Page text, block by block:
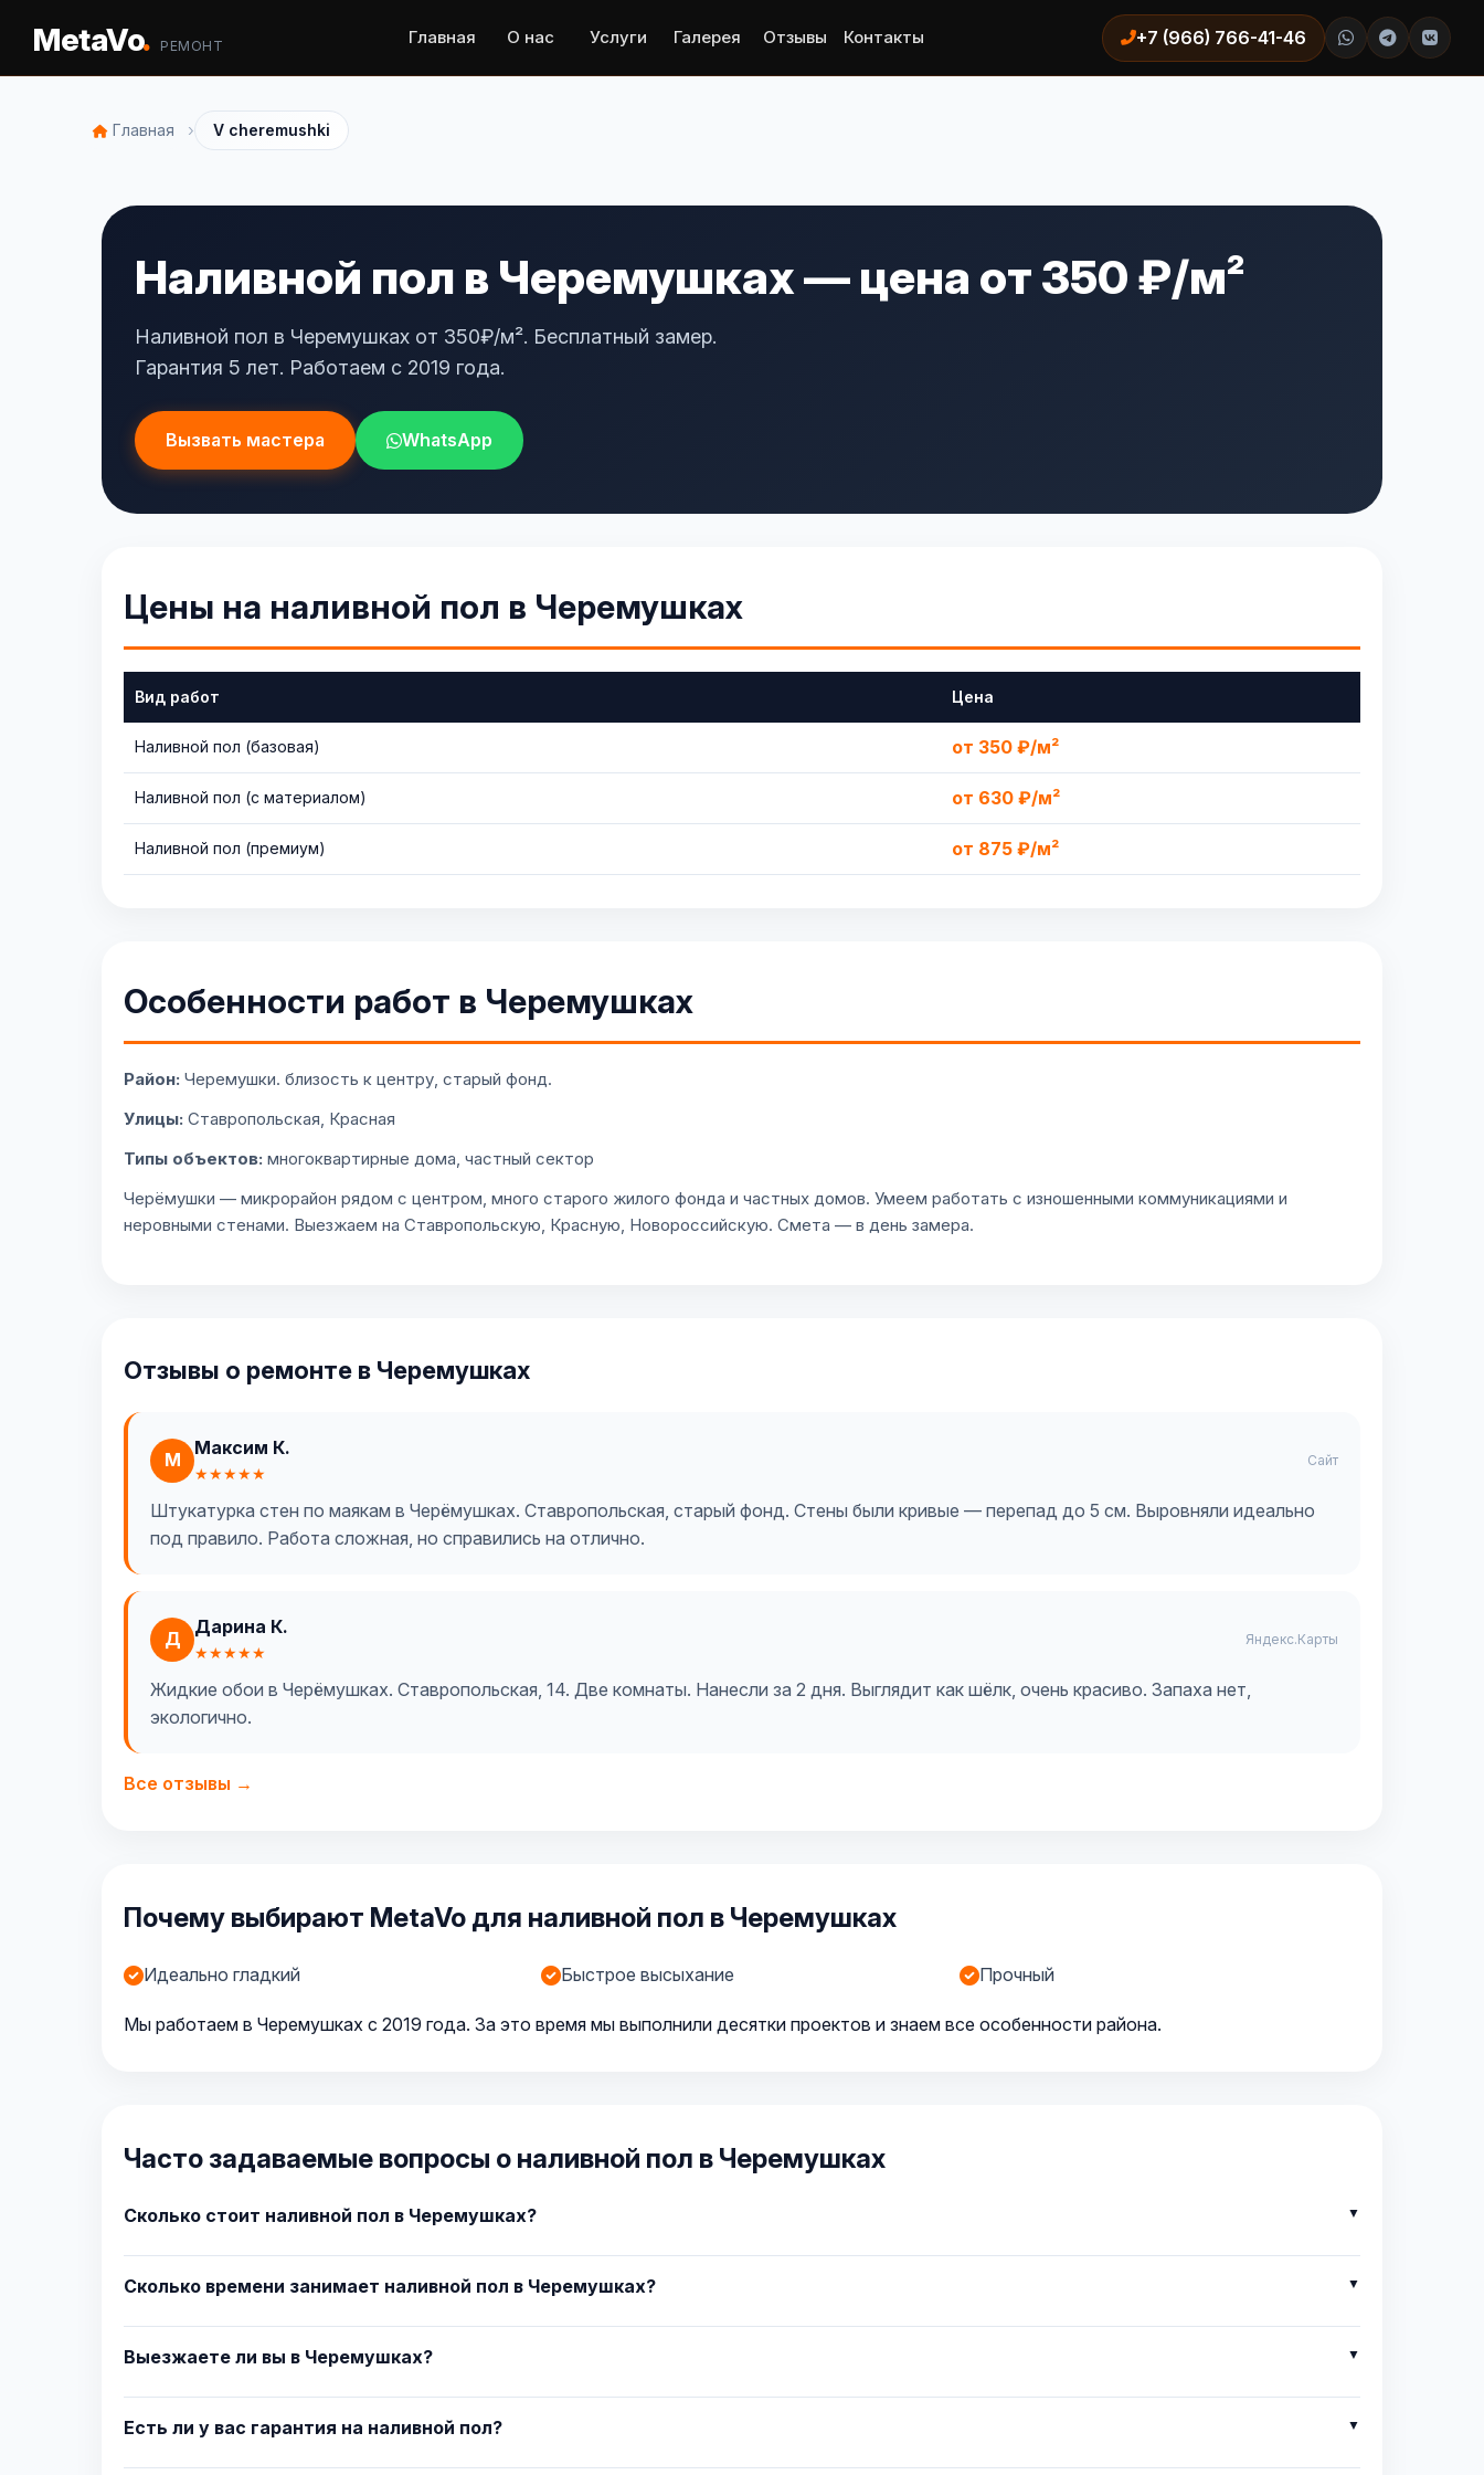
MetaVo. РЕМОНТ Главная О нас Услуги Галерея Отзывы Контакты +7 (966) 766-41-46
Главная › V cheremushki
Наливной пол в Черемушках — цена от 350 ₽/м²
Наливной пол в Черемушках от 350₽/м². Бесплатный замер.
Гарантия 5 лет. Работаем с 2019 года.
Вызвать мастера WhatsApp
Цены на наливной пол в Черемушках
Вид работ Цена
Наливной пол (базовая) от 350 ₽/м²
Наливной пол (с материалом) от 630 ₽/м²
Наливной пол (премиум) от 875 ₽/м²
Особенности работ в Черемушках
Район: Черемушки. близость к центру, старый фонд.
Улицы: Ставропольская, Красная
Типы объектов: многоквартирные дома, частный сектор
Черёмушки — микрорайон рядом с центром, много старого жилого фонда и частных домов. Умеем работать с изношенными коммуникациями и
неровными стенами. Выезжаем на Ставропольскую, Красную, Новороссийскую. Смета — в день замера.
Отзывы о ремонте в Черемушках
М
Максим К.
★★★★★
Сайт
Штукатурка стен по маякам в Черёмушках. Ставропольская, старый фонд. Стены были кривые — перепад до 5 см. Выровняли идеально
под правило. Работа сложная, но справились на отлично.
Д
Дарина К.
★★★★★
Яндекс.Карты
Жидкие обои в Черёмушках. Ставропольская, 14. Две комнаты. Нанесли за 2 дня. Выглядит как шёлк, очень красиво. Запаха нет,
экологично.
Все отзывы →
Почему выбирают MetaVo для наливной пол в Черемушках
Идеально гладкий Быстрое высыхание Прочный
Мы работаем в Черемушках с 2019 года. За это время мы выполнили десятки проектов и знаем все особенности района.
Часто задаваемые вопросы о наливной пол в Черемушках
Сколько стоит наливной пол в Черемушках?
Сколько времени занимает наливной пол в Черемушках?
Выезжаете ли вы в Черемушках?
Есть ли у вас гарантия на наливной пол?